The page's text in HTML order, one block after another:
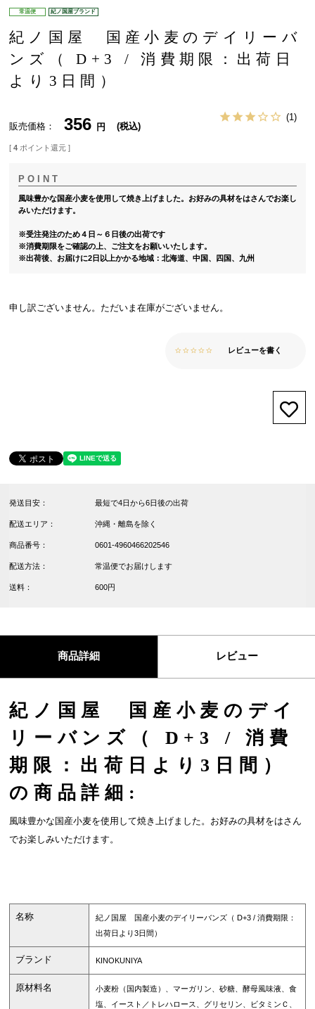
常温便 紀ノ国屋ブランド
紀ノ国屋 国産小麦のデイリーバ
ンズ（ D+3 / 消費期限：出荷日
より3日間）
販売価格 356 税込
1
[ 4 ポイント還元 ]
風味豊かな国産小麦を使用して焼き上げました。お好みの具材をはさんでお楽し
みいただけます。
※受注発注のため４日～６日後の出荷です
※消費期限をご確認の上、ご注文をお願いいたします。
※出荷後、お届けに2日以上かかる地域：北海道、中国、四国、九州
申し訳ございません。ただいま在庫がございません。
レビューを書く
発送目安： 最短で4日から6日後の出荷
配送エリア： 沖縄・離島を除く
商品番号： 0601-4960466202546
配送方法： 常温便でお届けします
送料： 600円
商品詳細 レビュー
紀ノ国屋 国産小麦のデイ
リーバンズ（ D+3 / 消費
期限：出荷日より3日間）
の商品詳細:
風味豊かな国産小麦を使用して焼き上げました。お好みの具材をはさん
でお楽しみいただけます。
名称
紀ノ国屋 国産小麦のデイリーバンズ（ D+3 / 消費期限：
出荷日より3日間）
ブランド KINOKUNIYA
原材料名
小麦粉（国内製造）、マーガリン、砂糖、酵母風味液、食
塩、イースト／トレハロース、グリセリン、ビタミンＣ、